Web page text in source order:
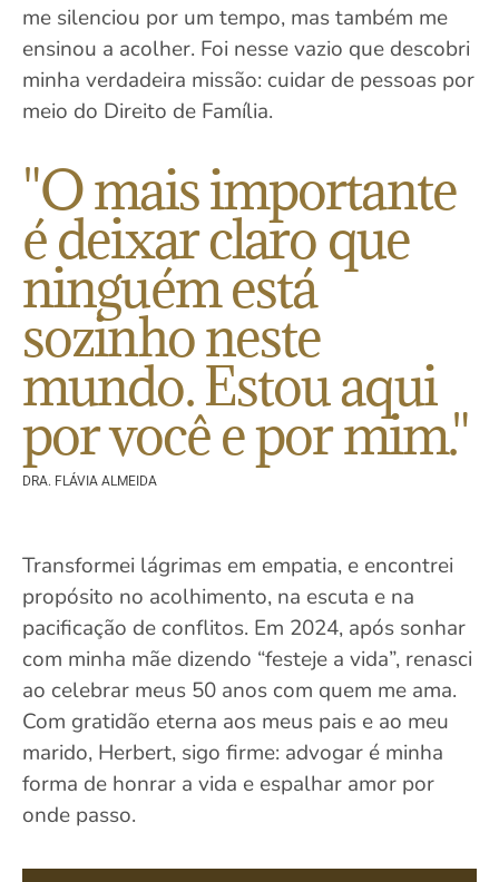
me silenciou por um tempo, mas também me
ensinou a acolher. Foi nesse vazio que descobri
minha verdadeira missão: cuidar de pessoas por
meio do Direito de Família.
"O mais importante
é deixar claro que
ninguém está
sozinho neste
mundo. Estou aqui
por você e por mim."
DRA. FLÁVIA ALMEIDA
Transformei lágrimas em empatia, e encontrei
propósito no acolhimento, na escuta e na
pacificação de conflitos. Em 2024, após sonhar
com minha mãe dizendo “festeje a vida”, renasci
ao celebrar meus 50 anos com quem me ama.
Com gratidão eterna aos meus pais e ao meu
marido, Herbert, sigo firme: advogar é minha
forma de honrar a vida e espalhar amor por
onde passo.